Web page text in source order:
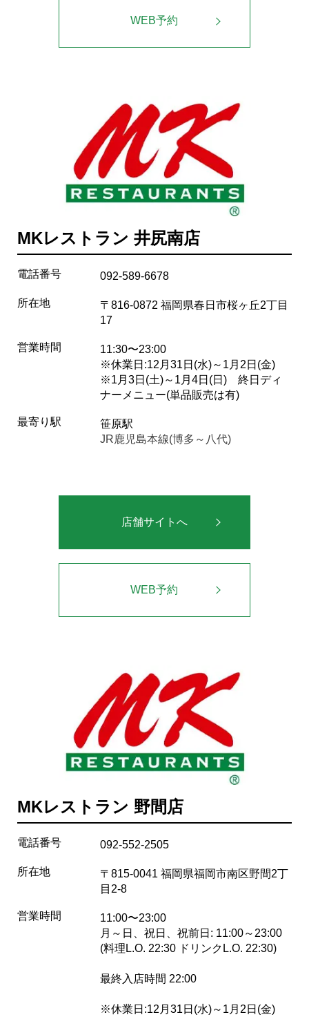
WEB予約
MKレストラン 井尻南店
電話番号 092-589-6678
所在地
〒816-0872 福岡県春日市桜ヶ丘2丁目
17
営業時間
11:30〜23:00
※休業日:12月31日(水)～1月2日(金)
※1月3日(土)～1月4日(日) 終日ディ
ナーメニュー(単品販売は有)
最寄り駅
笹原駅
JR鹿児島本線(博多～八代)
店舗サイトへ
WEB予約
MKレストラン 野間店
電話番号 092-552-2505
所在地
〒815-0041 福岡県福岡市南区野間2丁
目2-8
営業時間
11:00〜23:00
月～日、祝日、祝前日: 11:00～23:00
(料理L.O. 22:30 ドリンクL.O. 22:30)
最終入店時間 22:00
※休業日:12月31日(水)～1月2日(金)